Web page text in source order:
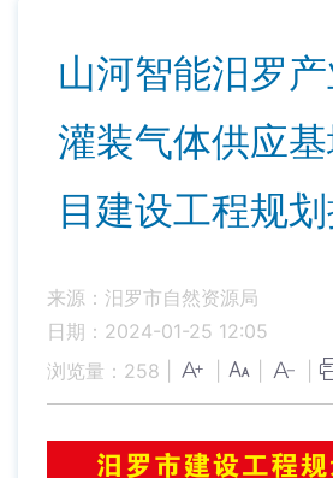
山河智能汨罗
灌装气体供应
目建设工程规
来源：汨罗市自然资源局
日期：2024-01-25 12:05
浏览量： 258